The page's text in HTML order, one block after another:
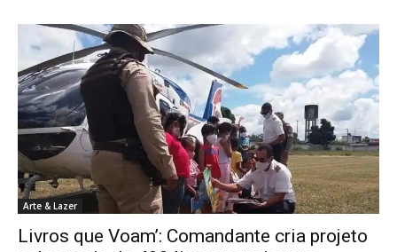
Arte & Lazer
Livros que Voam’: Comandante cria projeto